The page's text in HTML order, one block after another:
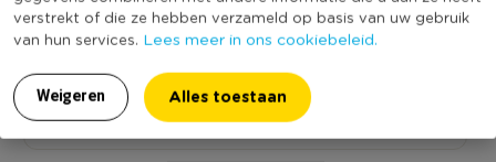
verstrekt of die ze hebben verzameld op basis van uw gebruik
van hun services. Lees meer in ons cookiebeleid.
Weigeren Alles toestaan
MTA 3-12-2025
10.0
Geschreven voor:Kaars rustiek - lindegroen - ø7x18 cm